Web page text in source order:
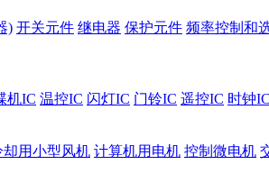
) 开关元件 继电器 保护元件 频率控制和
机IC 温控IC 闪灯IC 门铃IC 遥控IC 时钟IC
却用小型风机 计算机用电机 控制微电机